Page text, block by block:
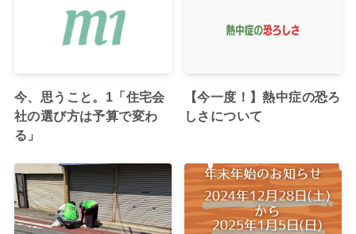
今、思うこと。1「住宅会
社の選び方は予算で変わ
る」
【今一度！】熱中症の恐ろ
しさについて